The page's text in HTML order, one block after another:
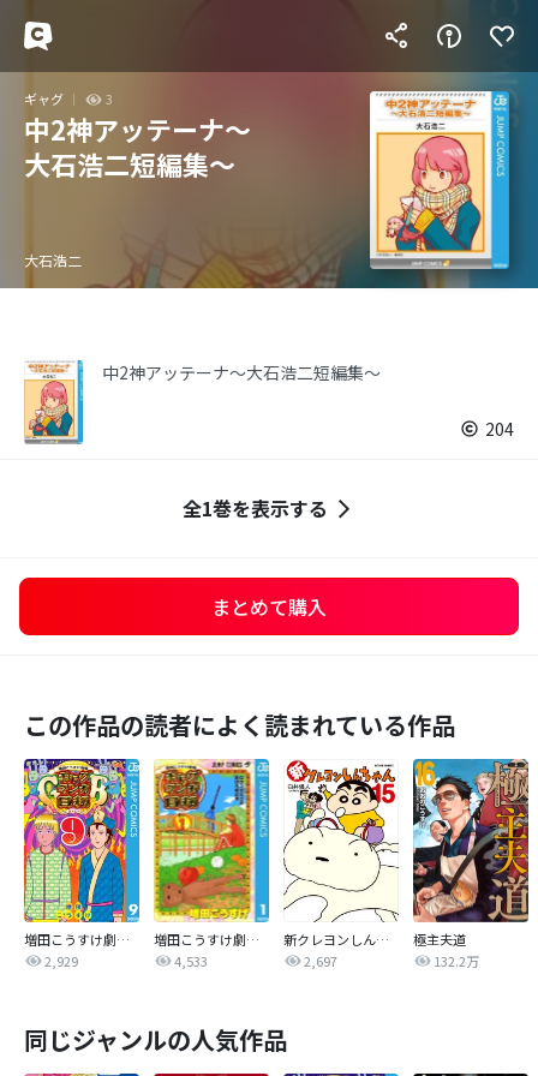
ギャグ 3
中2神アッテーナ～
大石浩二短編集～
大石浩二
中2神アッテーナ～大石浩二短編集～
204
全1巻を表示する
まとめて購入
この作品の読者によく読まれている作品
増田こうすけ劇場 ギャグマンガ日和GB
2,929
増田こうすけ劇場 ギャグマンガ日和
4,533
新クレヨンしんちゃん
2,697
極主夫道
132.2万
同じジャンルの人気作品